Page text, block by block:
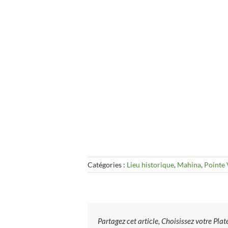
Catégories : Lieu historique, Mahina, Pointe
Partagez cet article, Choisissez votre